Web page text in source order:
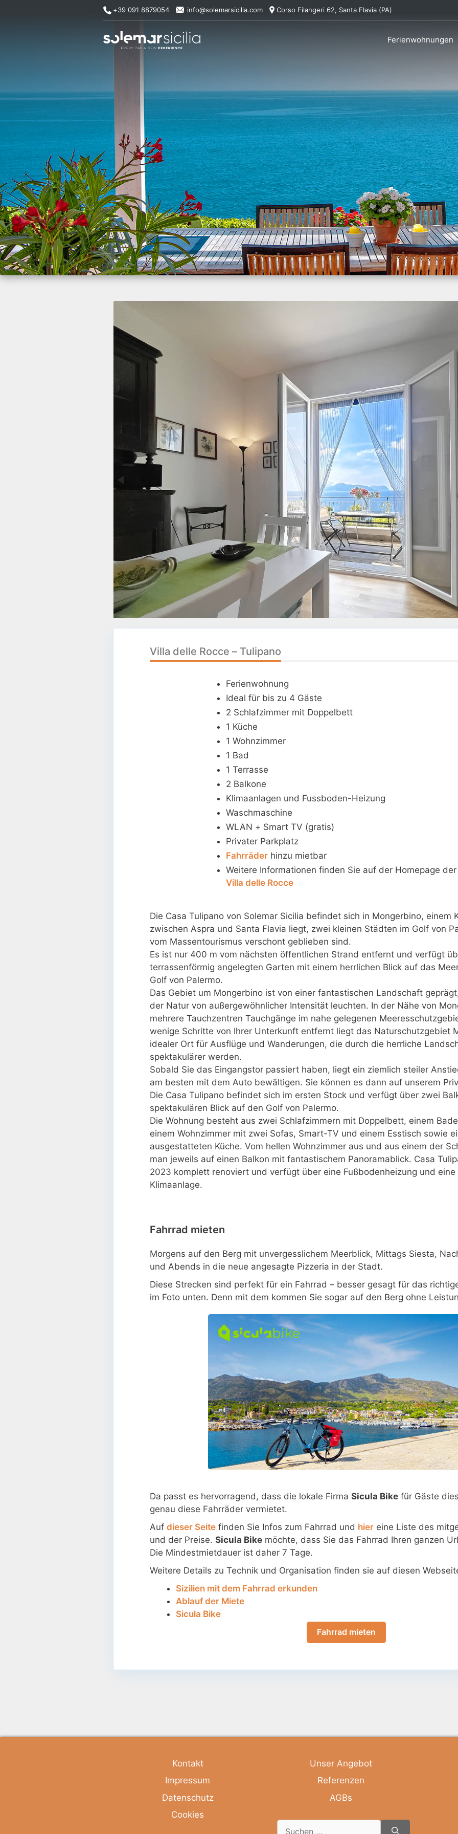
+39 091 8879054 info@solemarsicilia.com Corso Filangeri 62, Santa Flavia (PA)
Ferienwohnungen
Villa delle Rocce – Tulipano
Ferienwohnung
Ideal für bis zu 4 Gäste
2 Schlafzimmer mit Doppelbett
1 Küche
1 Wohnzimmer
1 Bad
1 Terrasse
2 Balkone
Klimaanlagen und Fussboden-Heizung
Waschmaschine
WLAN + Smart TV (gratis)
Privater Parkplatz
Fahrräder hinzu mietbar
Weitere Informationen finden Sie auf der Homepage der
Villa delle Rocce
Die Casa Tulipano von Solemar Sicilia befindet sich in Mongerbino, einem
zwischen Aspra und Santa Flavia liegt, zwei kleinen Städten im Golf von
vom Massentourismus verschont geblieben sind.
Es ist nur 400 m vom nächsten öffentlichen Strand entfernt und verfügt
terrassenförmig angelegten Garten mit einem herrlichen Blick auf das
Golf von Palermo.
Das Gebiet um Mongerbino ist von einer fantastischen Landschaft
der Natur von außergewöhnlicher Intensität leuchten. In der Nähe von
mehrere Tauchzentren Tauchgänge im nahe gelegenen
wenige Schritte von Ihrer Unterkunft entfernt liegt das Naturschutzgebiet
idealer Ort für Ausflüge und Wanderungen, die durch die herrliche
spektakulärer werden.
Sobald Sie das Eingangstor passiert haben, liegt ein ziemlich steiler
am besten mit dem Auto bewältigen. Sie können es dann auf unserem
Die Casa Tulipano befindet sich im ersten Stock und verfügt über zwei
spektakulären Blick auf den Golf von Palermo.
Die Wohnung besteht aus zwei Schlafzimmern mit Doppelbett, einem
einem Wohnzimmer mit zwei Sofas, Smart-TV und einem Esstisch sowie
ausgestatteten Küche. Vom hellen Wohnzimmer aus und aus einem der
man jeweils auf einen Balkon mit fantastischem Panoramablick. Casa
2023 komplett renoviert und verfügt über eine Fußbodenheizung und eine
Klimaanlage.
Fahrrad mieten
Morgens auf den Berg mit unvergesslichem Meerblick, Mittags Siesta,
und Abends in die neue angesagte Pizzeria in der Stadt.
Diese Strecken sind perfekt für ein Fahrrad – besser gesagt für das
im Foto unten. Denn mit dem kommen Sie sogar auf den Berg ohne
Da passt es hervorragend, dass die lokale Firma Sicula Bike für Gäste
genau diese Fahrräder vermietet.
Auf dieser Seite finden Sie Infos zum Fahrrad und hier eine Liste des
und der Preise. Sicula Bike möchte, dass Sie das Fahrrad Ihren ganzen
Die Mindestmietdauer ist daher 7 Tage.
Weitere Details zu Technik und Organisation finden sie auf diesen
Sizilien mit dem Fahrrad erkunden
Ablauf der Miete
Sicula Bike
Fahrrad mieten
Kontakt
Impressum
Datenschutz
Cookies
Unser Angebot
Referenzen
AGBs